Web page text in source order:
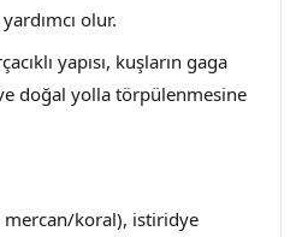
olur.
yapısı, kuşların gaga
doğal yolla törpülenmesine
koral), istiridye